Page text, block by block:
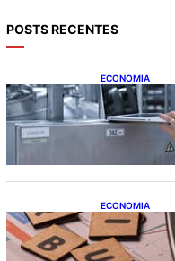
POSTS RECENTES
ECONOMIA
CNI:
mas
lentamente
ECONOMIA
Após
Receita
Tributária